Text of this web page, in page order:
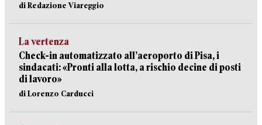
di Redazione Viareggio
La vertenza
Check-in automatizzato all’aeroporto di Pisa, i
sindacati: «Pronti alla lotta, a rischio decine di posti
di lavoro»
di Lorenzo Carducci